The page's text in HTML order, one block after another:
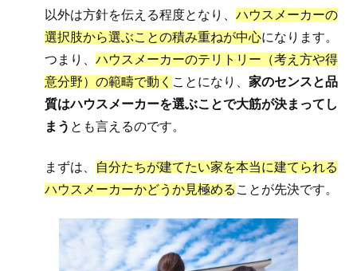
以外は方針を伝える程度となり、 ハウスメーカーの
選択肢から選ぶことの積み重ねが中心になります。
つまり、 ハウスメーカーのテリトリー（考え方や得
意分野）の範疇で動く ことになり、 家のセンスと品
質はハウスメーカーを選ぶことで大筋が決まってし
まう とも言えるのです。
まずは、
自分たちが建てたい家を本当に建てられる
ハウスメーカーかどうか見極める ことが先決です。